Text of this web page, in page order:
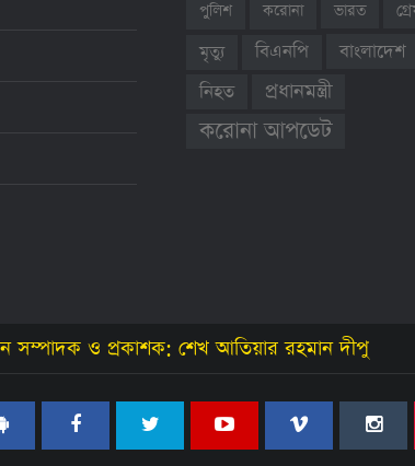
পুলিশ
করোনা ভারত
মৃত্যু
বিএনপি
বাংলাদেশ
নিহত
প্রধানমন্ত্রী
করোনা আপডেট
সম্পাদক ও প্রকাশক: শেখ আতিয়ার রহমান দীপু